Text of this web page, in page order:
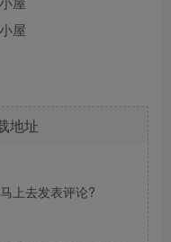
地址
上去发表评论?